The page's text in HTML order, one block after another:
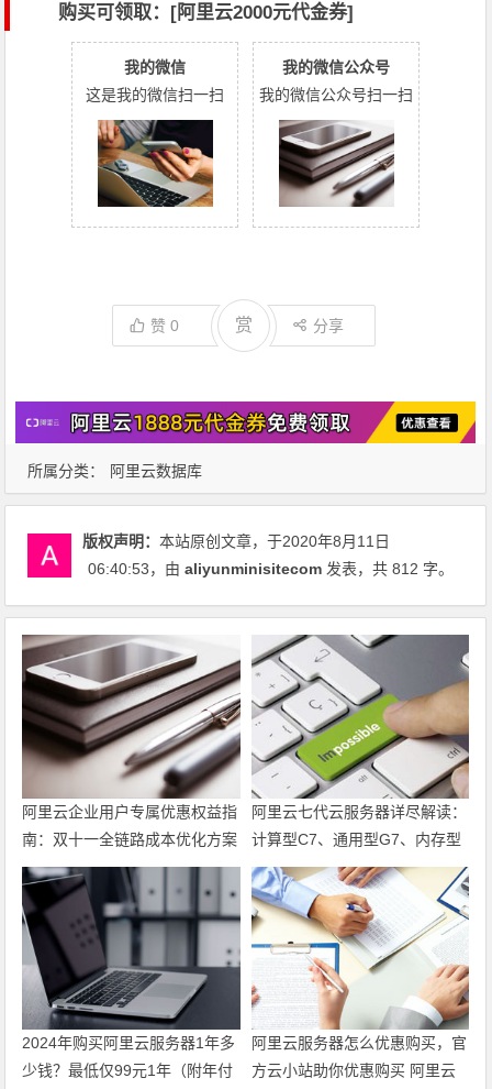
购买可领取：[阿里云2000元代金券]
我的微信
这是我的微信扫一扫
我的微信公众号
我的微信公众号扫一扫
赞0 赏 分享
所属分类： 阿里云数据库
版权声明：本站原创文章，于2020年8月11日
06:40:53，由aliyunminisitecom 发表，共 812 字。
阿里云企业用户专属优惠权益指
南：双十一全链路成本优化方案
阿里云七代云服务器详尽解读：
计算型C7、通用型G7、内存型
R7性能评测与优惠活动价格 领
代金券优惠券
2024年购买阿里云服务器1年多
少钱？最低仅99元1年（附年付
阿里云服务器怎么优惠购买，官
方云小站助你优惠购买 阿里云